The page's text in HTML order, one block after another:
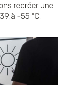
recréer une
-55 °C.